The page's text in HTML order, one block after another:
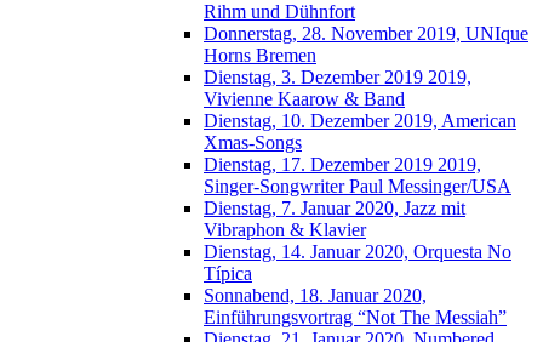
Rihm und Dühnfort
Donnerstag, 28. November 2019, UNIque
Horns Bremen
Dienstag, 3. Dezember 2019 2019,
Vivienne Kaarow & Band
Dienstag, 10. Dezember 2019, American
Xmas-Songs
Dienstag, 17. Dezember 2019 2019,
Singer-Songwriter Paul Messinger/USA
Dienstag, 7. Januar 2020, Jazz mit
Vibraphon & Klavier
Dienstag, 14. Januar 2020, Orquesta No
Típica
Sonnabend, 18. Januar 2020,
Einführungsvortrag “Not The Messiah”